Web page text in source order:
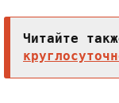
Читайте